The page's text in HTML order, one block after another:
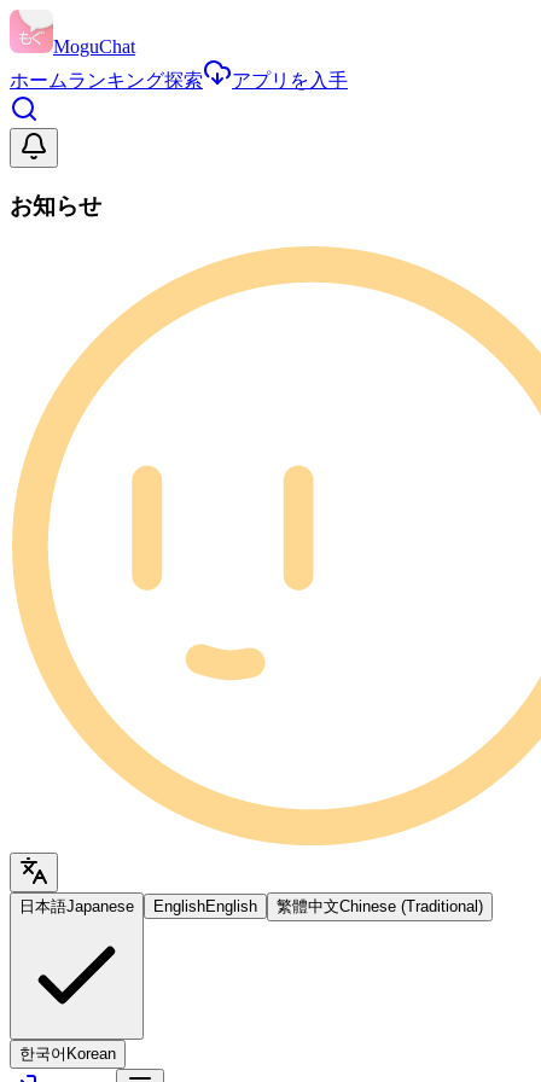
MoguChat
ホームランキング探索 アプリを入手
お知らせ
日本語Japanese EnglishEnglish 繁體中文Chinese (Traditional)
한국어 Korean